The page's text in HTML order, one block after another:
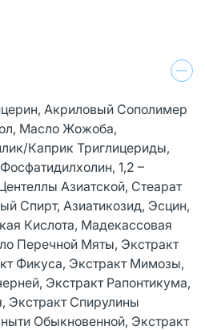
Акриловый Сополимер
Масло Жожоба,
Каприк Триглицериды,
1,2 –
Азиатской, Стеарат
Спирт, Азиатикозид, Эсцин,
Кислота, Мадекассовая
Перечной Мяты, Экстракт
Фикуса, Экстракт Мимозы,
Экстракт Рапонтикума,
Экстракт Спирулины
Обыкновенной, Экстракт